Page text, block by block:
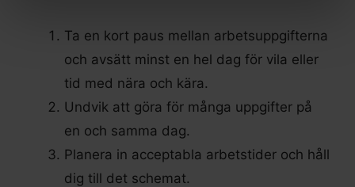
Ta en kort paus mellan arbetsuppgifterna
och avsätt minst en hel dag för vila eller
tid med nära och kära.
Undvik att göra för många uppgifter på
en och samma dag.
Planera in acceptabla arbetstider och håll
dig till det schemat.